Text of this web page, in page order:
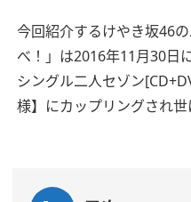
今回紹介するけやき坂46
べ！」は2016年11月30日
シングル二人セゾン
様】にカップリングされ世